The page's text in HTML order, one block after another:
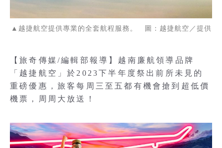
▲越捷航空提供專業的全套航程服務。 圖：越捷航空／提供
【旅奇傳媒/編輯部報導】越南廉航領導品牌
「越捷航空」於2023下半年度祭出前所未見的
重磅優惠，旅客每周三至五都有機會搶到超低價
機票，周周大放送！